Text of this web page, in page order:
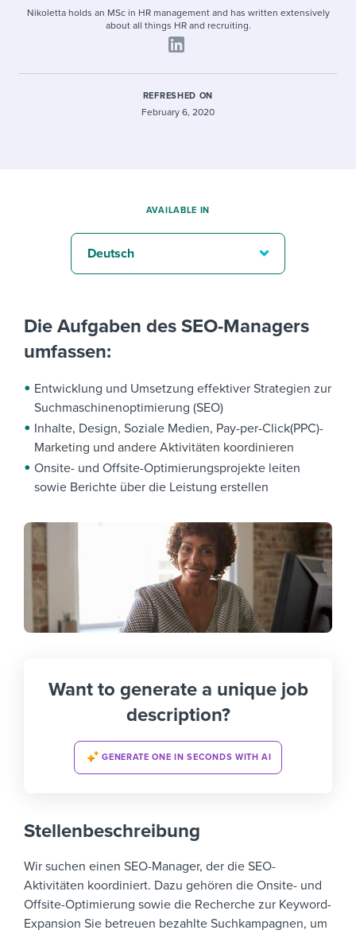
Nikoletta holds an MSc in HR management and has written extensively
about all things HR and recruiting.
REFRESHED ON
February 6, 2020
Die Aufgaben des SEO-Managers
umfassen:
Entwicklung und Umsetzung effektiver Strategien zur
Suchmaschinenoptimierung (SEO)
Inhalte, Design, Soziale Medien, Pay-per-Click(PPC)-
Marketing und andere Aktivitäten koordinieren
Onsite- und Offsite-Optimierungsprojekte leiten
sowie Berichte über die Leistung erstellen
Want to generate a unique job
description?
GENERATE ONE IN SECONDS WITH AI
Stellenbeschreibung
Wir suchen einen SEO-Manager, der die SEO-
Aktivitäten koordiniert. Dazu gehören die Onsite- und
Offsite-Optimierung sowie die Recherche zur Keyword-
Expansion Sie betreuen bezahlte Suchkampagnen, um
AVAILABLE IN
Deutsch